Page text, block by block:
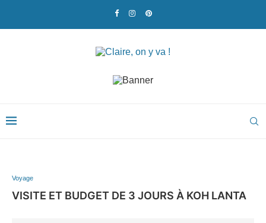
Voyage
VISITE ET BUDGET DE 3 JOURS À KOH LANTA